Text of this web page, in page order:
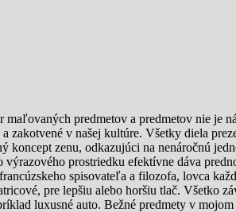
predmetov a predmetov nie je
v našej kultúre. Všetky diela
zenu, odkazujúci na nenáročnú
prostriedku efektívne dáva
spisovateľa a filozofa, lovca
pre lepšiu alebo horšiu tlač. Všetko
luxusné auto. Bežné predmety v